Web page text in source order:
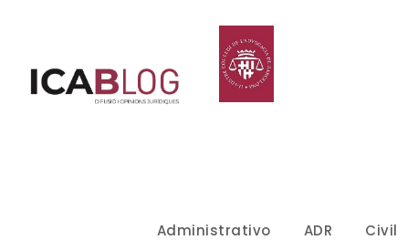
Administrativo ADR Civil